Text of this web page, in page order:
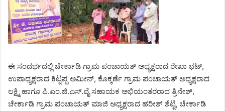
ಈ ಸಂದರ್ಭದಲ್ಲಿ ಚೇರ್ಕಾಡಿ ಗ್ರಾಮ ಪಂಚಾಯತ್ ಅಧ್ಯಕ್ಷರಾದ ರೇಖಾ ಭಟ್,
ಉಪಾಧ್ಯಕ್ಷರಾದ ಕಿಟ್ಟಪ್ಪ ಅಮೀನ್, ಕೊಕ್ಕರ್ಣೆ ಗ್ರಾಮ ಪಂಚಾಯತ್ ಅಧ್ಯಕ್ಷರಾದ
ಲಕ್ಷ್ಮಿ ಹಾಗೂ ಪಿ.ಎಂ.ಜಿ.ಎಸ್.ವೈ ಸಹಾಯಕ ಅಭಿಯಂತರರಾದ ತ್ರಿನೇಶ್,
ಚೇರ್ಕಾಡಿ ಗ್ರಾಮ ಪಂಚಾಯತ್ ಮಾಜಿ ಅಧ್ಯಕ್ಷರಾದ ಹರೀಶ್ ಶೆಟ್ಟಿ, ಚೇರ್ಕಾಡಿ